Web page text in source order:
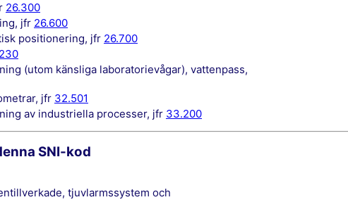
26.300
jfr 26.600
positionering, jfr 26.700
jfr 32.501
av industriella processer, jfr 33.200
SNI-kod